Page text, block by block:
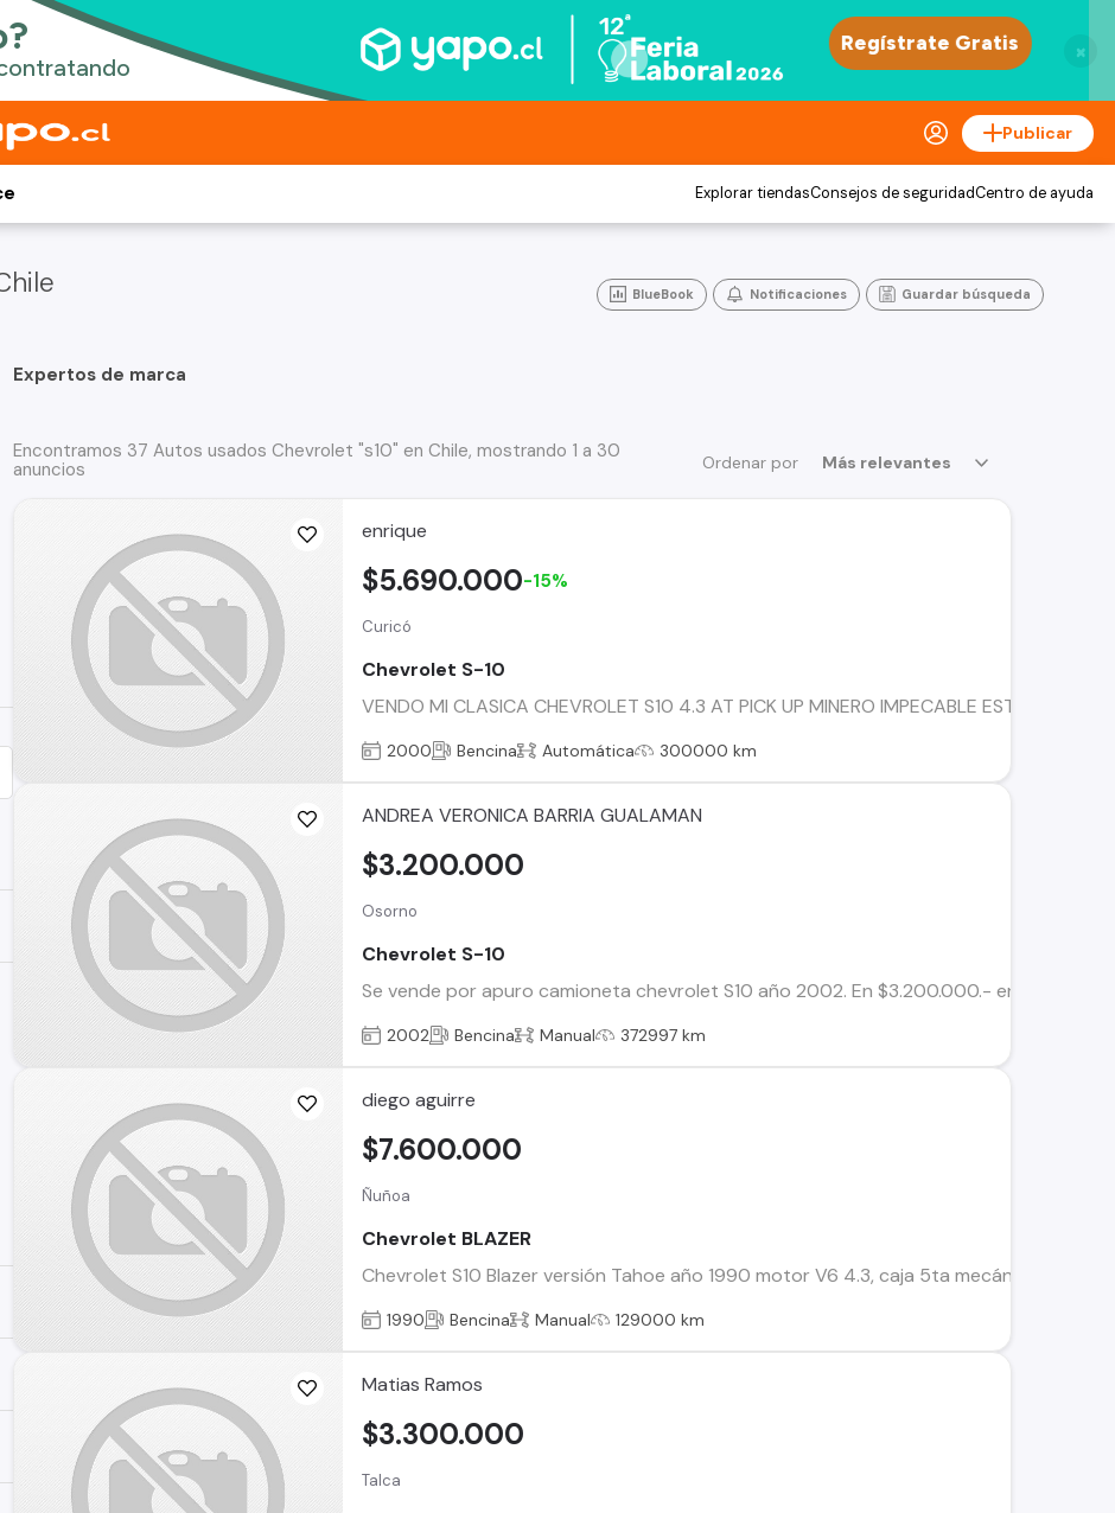
×
Publicar
Explorar tiendasConsejos de seguridadCentro de ayuda
BlueBook Notificaciones Guardar búsqueda
Expertos de marca
Ordenar por Más relevantes
Encontramos 37 Autos usados Chevrolet "s10" en Chile, mostrando 1 a 30
anuncios
enrique
Curicó
Chevrolet S-10
VENDO MI CLASICA CHEVROLET S10 4.3 AT PICK UP MINERO IMPECABLE ESTADO
$5.690.000-15%
2000 Bencina Automática 300000 km
ANDREA VERONICA BARRIA GUALAMAN
Osorno
Chevrolet S-10
Se vende por apuro camioneta chevrolet S10 año 2002. En $3.200.000.- en buen
$3.200.000
2002 Bencina Manual 372997 km
diego aguirre
Ñuñoa
Chevrolet BLAZER
Chevrolet S10 Blazer versión Tahoe año 1990 motor V6 4.3, caja 5ta mecánica 4x4,
$7.600.000
1990 Bencina Manual 129000 km
Matias Ramos
Talca
$3.300.000